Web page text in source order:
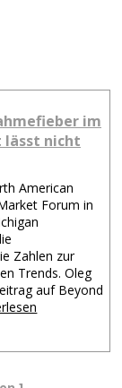
im
lässt nicht
American
Forum in
Zahlen zur
Trends. Oleg
auf Beyond